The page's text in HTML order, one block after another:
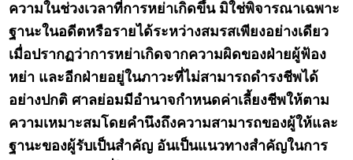
ความในช่วงเวลาที่การหย่าเกิดขึ้น มิใช่พิจารณาเฉพาะ
ฐานะในอดีตหรือรายได้ระหว่างสมรสเพียงอย่างเดียว
เมื่อปรากฏว่าการหย่าเกิดจากความผิดของฝ่ายผู้ฟ้อง
หย่า และอีกฝ่ายอยู่ในภาวะที่ไม่สามารถดำรงชีพได้
อย่างปกติ ศาลย่อมมีอำนาจกำหนดค่าเลี้ยงชีพให้ตาม
ความเหมาะสมโดยคำนึงถึงความสามารถของผู้ให้และ
ฐานะของผู้รับเป็นสำคัญ อันเป็นแนวทางสำคัญในการ